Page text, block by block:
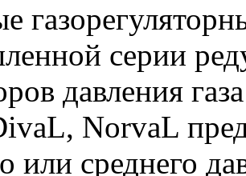
серии
давления
NorvaL
или среднего